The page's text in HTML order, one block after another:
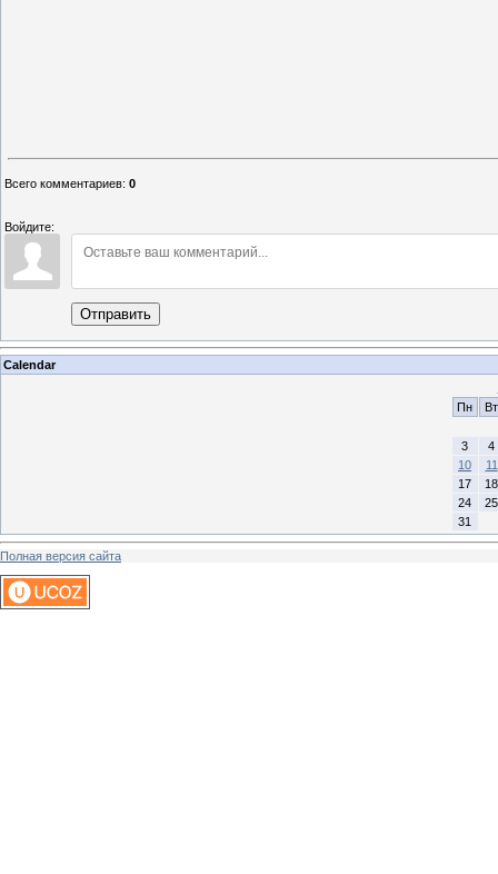
Всего комментариев: 0
Войдите:
Отправить
Calendar
Пн
Вт
3
4
10
11
17
18
24
25
31
Полная версия сайта